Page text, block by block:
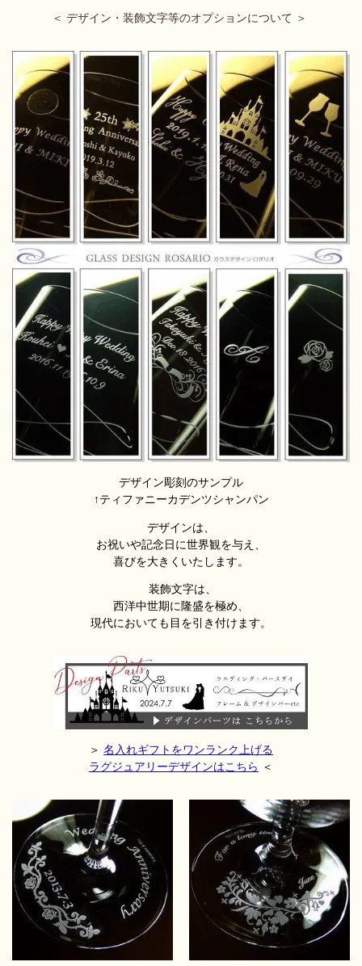
＜ デザイン・装飾文字等のオプションについて ＞
デザイン彫刻のサンプル
↑ティファニーカデンツシャンパン
デザインは、
お祝いや記念日に世界観を与え、
喜びを大きくいたします。
装飾文字は、
西洋中世期に隆盛を極め、
現代においても目を引き付けます。
＞ 名入れギフトをワンランク上げる
ラグジュアリーデザインはこちら ＜